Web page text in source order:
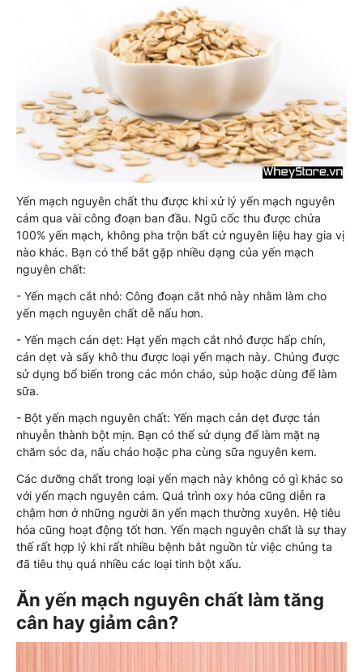
Yến mạch nguyên chất thu được khi xử lý yến mạch nguyên
cám qua vài công đoạn ban đầu. Ngũ cốc thu được chứa
100% yến mạch, không pha trộn bất cứ nguyên liệu hay gia vị
nào khác. Bạn có thể bắt gặp nhiều dạng của yến mạch
nguyên chất:
- Yến mạch cắt nhỏ: Công đoạn cắt nhỏ này nhằm làm cho
yến mạch nguyên chất dễ nấu hơn.
- Yến mạch cán dẹt: Hạt yến mạch cắt nhỏ được hấp chín,
cán dẹt và sấy khô thu được loại yến mạch này. Chúng được
sử dụng bổ biến trong các món cháo, súp hoặc dùng để làm
sữa.
- Bột yến mạch nguyên chất: Yến mạch cán dẹt được tán
nhuyễn thành bột mịn. Bạn có thể sử dụng để làm mặt nạ
chăm sóc da, nấu cháo hoặc pha cùng sữa nguyên kem.
Các dưỡng chất trong loại yến mạch này không có gì khác so
với yến mạch nguyên cám. Quá trình oxy hóa cũng diễn ra
chậm hơn ở những người ăn yến mạch thường xuyên. Hệ tiêu
hóa cũng hoạt động tốt hơn. Yến mạch nguyên chất là sự thay
thế rất hợp lý khi rất nhiều bệnh bắt nguồn từ việc chúng ta
đã tiêu thụ quá nhiều các loại tinh bột xấu.
Ăn yến mạch nguyên chất làm tăng
cân hay giảm cân?